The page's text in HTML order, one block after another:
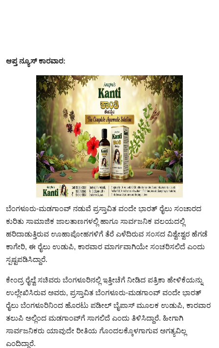
ಆಪ್ತ ನ್ಯೂಸ್ ಕಾರವಾರ:
ಬೆಂಗಳೂರು-ಮಡಗಾಂವ್ ನಡುವೆ ಪ್ರಸ್ತಾವಿತ ವಂದೇ ಭಾರತ್ ರೈಲು ಸಂಚಾರದ
ಕುರಿತು ಸಾಮಾಜಿಕ ಜಾಲತಾಣಗಳಲ್ಲಿ ಹಾಗೂ ಸಾರ್ವಜನಿಕ ವಲಯದಲ್ಲಿ
ಹರಿದಾಡುತ್ತಿರುವ ಊಹಾಪೋಹಗಳಿಗೆ ತೆರೆ ಎಳೆದಿರುವ ಸಂಸದ ವಿಶ್ವೇಶ್ವರ ಹೆಗಡೆ
ಕಾಗೇರಿ, ಈ ರೈಲು ಉಡುಪಿ, ಕಾರವಾರ ಮಾರ್ಗವಾಗಿಯೇ ಸಂಚರಿಸಲಿದೆ ಎಂದು
ಸ್ಪಷ್ಟಪಡಿಸಿದ್ದಾರೆ.
ಕೇಂದ್ರ ರೈಲ್ವೆ ಸಚಿವರು ಬೆಂಗಳೂರಿನಲ್ಲಿ ಇತ್ತೀಚೆಗೆ ನೀಡಿದ ಪತ್ರಿಕಾ ಹೇಳಿಕೆಯನ್ನು
ಉಲ್ಲೇಖಿಸಿರುವ ಅವರು, ಪ್ರಸ್ತಾವಿತ ಬೆಂಗಳೂರು-ಮಡಗಾಂವ್ ವಂದೇ ಭಾರತ್
ರೈಲು ಬೆಂಗಳೂರಿನಿಂದ ಹೊರಟು ಪಡೀಲ್ ಬೈಪಾಸ್ ಮೂಲಕ ಉಡುಪಿ, ಕಾರವಾರ
ತಲುಪಿ ಅಲ್ಲಿಂದ ಮಡಗಾಂವ್‌ಗೆ ಸಾಗಲಿದೆ ಎಂದು ತಿಳಿಸಿದ್ದಾರೆ. ಹೀಗಾಗಿ
ಸಾರ್ವಜನಿಕರು ಯಾವುದೇ ರೀತಿಯ ಗೊಂದಲಕ್ಕೊಳಗಾಗುವ ಅಗತ್ಯವಿಲ್ಲ
ಎಂದಿದ್ದಾರೆ.